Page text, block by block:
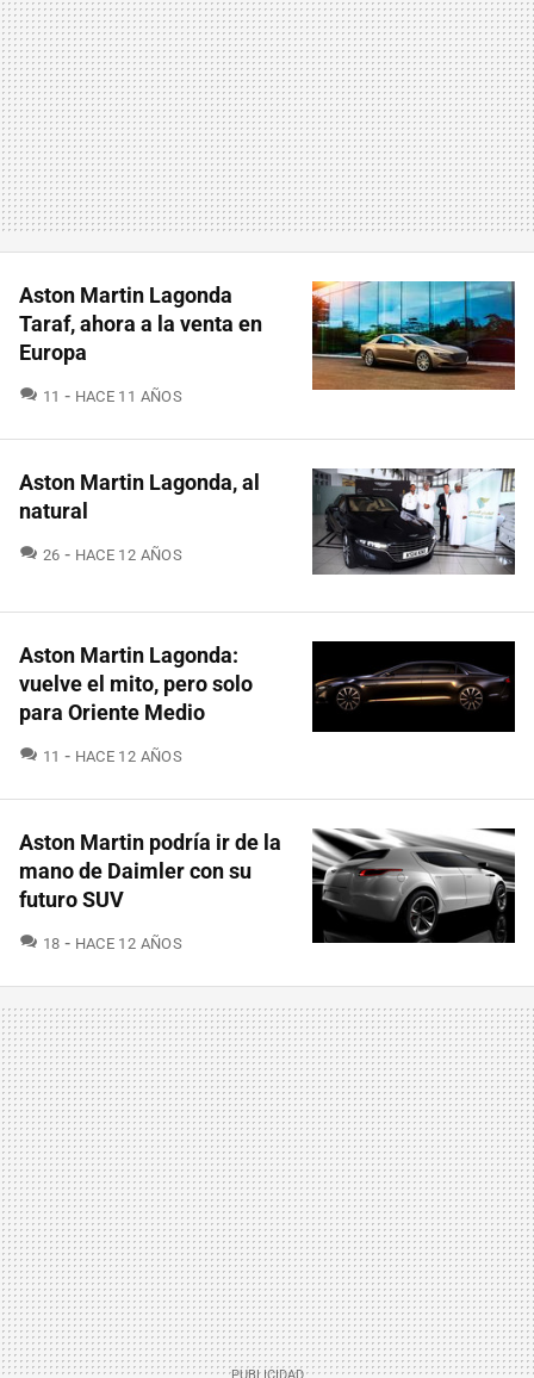
Aston Martin Lagonda
Taraf, ahora a la venta en
Europa
11 COMENTARIOS
HACE 11 AÑOS
Aston Martin Lagonda, al
natural
26 COMENTARIOS
HACE 12 AÑOS
Aston Martin Lagonda:
vuelve el mito, pero solo
para Oriente Medio
11 COMENTARIOS
HACE 12 AÑOS
Aston Martin podría ir de la
mano de Daimler con su
futuro SUV
18 COMENTARIOS
HACE 12 AÑOS